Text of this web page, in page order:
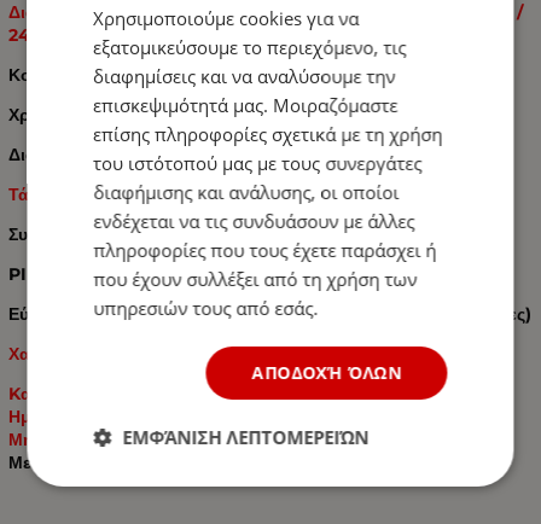
Διακόπτης Χωνευτός ON/OFF για Μπάρες και Προβολείς 12V /
24V
Κουμπί ON / OFF
Χρώμα φωτισμού: Μπλε
Διαστάσεις: Δείτε φωτογραφίες
Τάση λειτουργίας: 12V - 24V(12V / 20A, 24V / 10A)
Συμβατό με όλα τα συστήματα μπαταριών 12-24 volt
PIN: 5 καρφίτσες
Εύκολη συναρμολόγηση και εγκατάσταση (Δείτε φωτογραφίες)
Χαρίζει μοντέρνο και όμορφο εσωτερικό σχεδιασμό.
Kατάλληλος για όλα τα Αυτοκίνητα: Pick-Up / Offroads /
Ημιφορτηγά / Φορτηγά / Λεωφορεία / Τρακτέρ – Γεωργικά
Μηχανήματα / Σκάφη – Αλιευτικά και για Πυροφάνι
Με Πιστοποιητικά CE & RoHS
Χρησιμοποιούμε cookies για να
εξατομικεύσουμε το περιεχόμενο, τις
διαφημίσεις και να αναλύσουμε την
επισκεψιμότητά μας. Μοιραζόμαστε
επίσης πληροφορίες σχετικά με τη χρήση
του ιστότοπού μας με τους συνεργάτες
διαφήμισης και ανάλυσης, οι οποίοι
ενδέχεται να τις συνδυάσουν με άλλες
πληροφορίες που τους έχετε παράσχει ή
που έχουν συλλέξει από τη χρήση των
υπηρεσιών τους από εσάς.
ΑΠΟΔΟΧΉ ΌΛΩΝ
ΕΜΦΆΝΙΣΗ ΛΕΠΤΟΜΕΡΕΙΏΝ